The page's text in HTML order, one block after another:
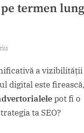
termen
–
o
investiție
termen
a vizibilității
digital este
pot fi o
ta SEO?